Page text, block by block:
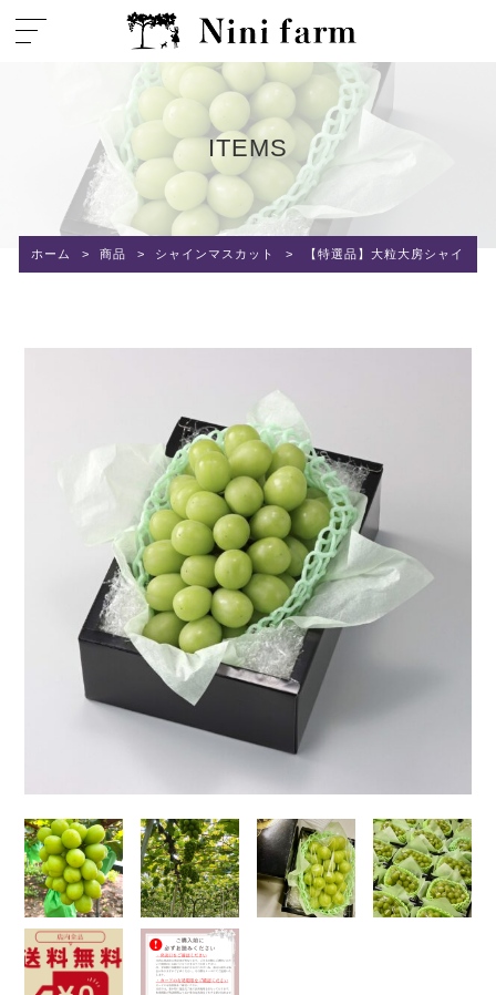
ITEMS
ホーム > 商品 > シャインマスカット > 【特選品】大粒大房シャイン